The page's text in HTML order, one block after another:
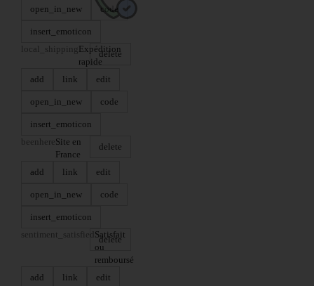
open_in_new code
insert_emoticon
delete
local_shipping Expédition
rapide
add
link edit
open_in_new code
insert_emoticon
delete
beenhereSite en
France
add
link edit
open_in_new code
insert_emoticon
delete
sentiment_satisfied Satisfait
ou
remboursé
add
link edit